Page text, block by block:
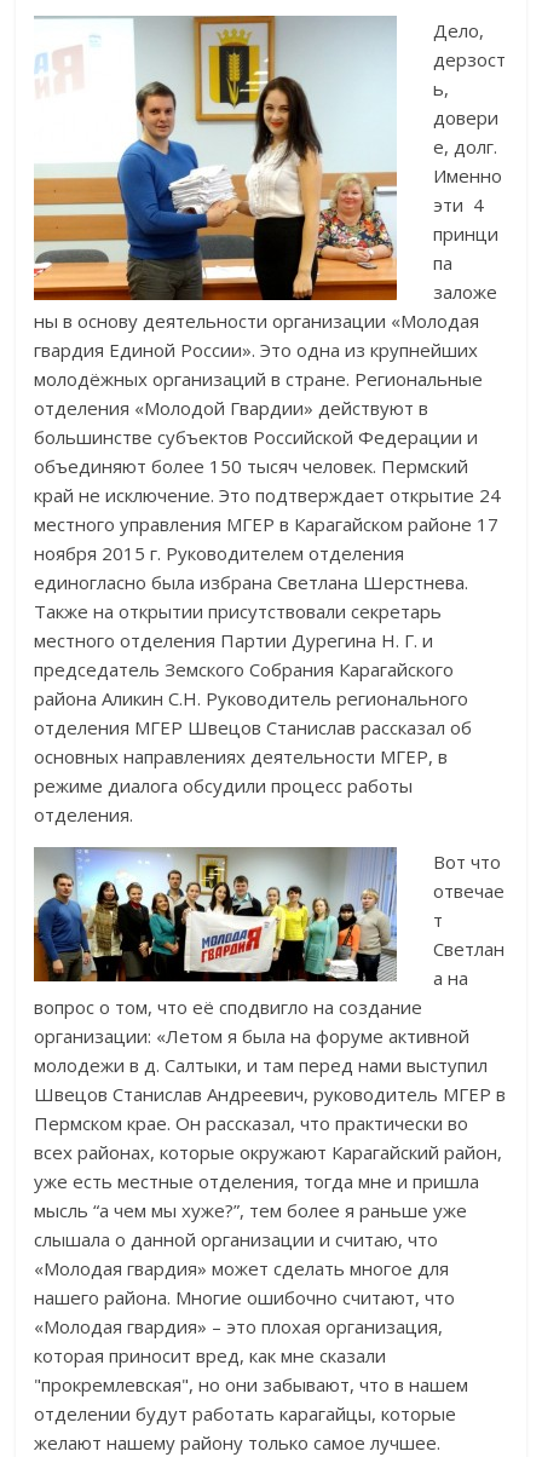
Дело,
дерзост
ь,
довери
е, долг.
Именно
эти 4
принци
па
заложе
ны в основу деятельности организации «Молодая
гвардия Единой России». Это одна из крупнейших
молодёжных организаций в стране. Региональные
отделения «Молодой Гвардии» действуют в
большинстве субъектов Российской Федерации и
объединяют более 150 тысяч человек. Пермский
край не исключение. Это подтверждает открытие 24
местного управления МГЕР в Карагайском районе 17
ноября 2015 г. Руководителем отделения
единогласно была избрана Светлана Шерстнева.
Также на открытии присутствовали секретарь
местного отделения Партии Дурегина Н. Г. и
председатель Земского Собрания Карагайского
района Аликин С.Н. Руководитель регионального
отделения МГЕР Швецов Станислав рассказал об
основных направлениях деятельности МГЕР, в
режиме диалога обсудили процесс работы
отделения.
Вот что
отвечае
т
Светлан
а на
вопрос о том, что её сподвигло на создание
организации: «Летом я была на форуме активной
молодежи в д. Салтыки, и там перед нами выступил
Швецов Станислав Андреевич, руководитель МГЕР в
Пермском крае. Он рассказал, что практически во
всех районах, которые окружают Карагайский район,
уже есть местные отделения, тогда мне и пришла
мысль “а чем мы хуже?”, тем более я раньше уже
слышала о данной организации и считаю, что
«Молодая гвардия» может сделать многое для
нашего района. Многие ошибочно считают, что
«Молодая гвардия» – это плохая организация,
которая приносит вред, как мне сказали
"прокремлевская", но они забывают, что в нашем
отделении будут работать карагайцы, которые
желают нашему району только самое лучшее.